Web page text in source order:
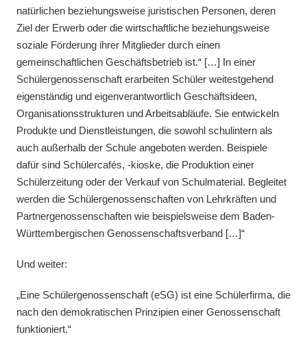
natürlichen beziehungsweise juristischen Personen, deren
Ziel der Erwerb oder die wirtschaftliche beziehungsweise
soziale Förderung ihrer Mitglieder durch einen
gemeinschaftlichen Geschäftsbetrieb ist.“ […] In einer
Schülergenossenschaft erarbeiten Schüler weitestgehend
eigenständig und eigenverantwortlich Geschäftsideen,
Organisationsstrukturen und Arbeitsabläufe. Sie entwickeln
Produkte und Dienstleistungen, die sowohl schulintern als
auch außerhalb der Schule angeboten werden. Beispiele
dafür sind Schülercafés, -kioske, die Produktion einer
Schülerzeitung oder der Verkauf von Schulmaterial. Begleitet
werden die Schülergenossenschaften von Lehrkräften und
Partnergenossenschaften wie beispielsweise dem Baden-
Württembergischen Genossenschaftsverband […]“
Und weiter:
„Eine Schülergenossenschaft (eSG) ist eine Schülerfirma, die
nach den demokratischen Prinzipien einer Genossenschaft
funktioniert.“